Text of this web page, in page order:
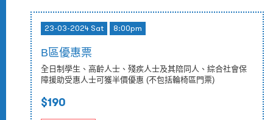
23-03-2024 Sat 8:00pm
B區優惠票
全日制學生、高齡人士、殘疾人士及其陪同人、綜合社會保
障援助受惠人士可獲半價優惠 (不包括輪椅區門票)
$190